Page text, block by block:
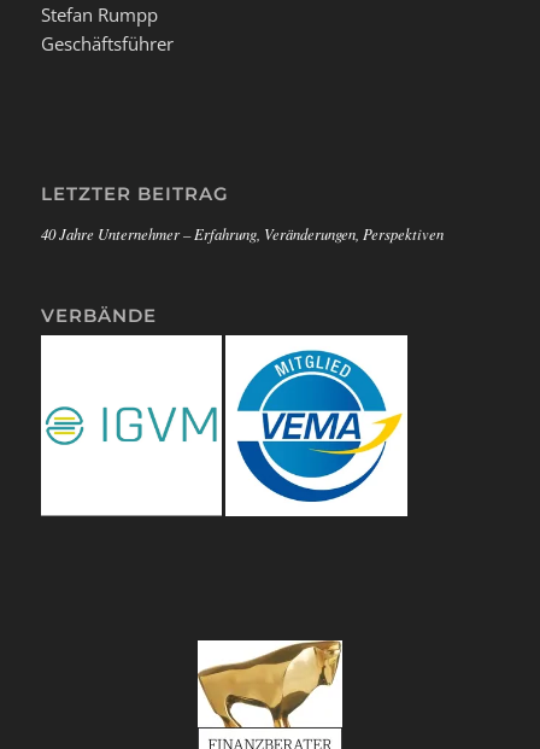
Stefan Rumpp
Geschäftsführer
LETZTER BEITRAG
40 Jahre Unternehmer – Erfahrung, Veränderungen, Perspektiven
VERBÄNDE